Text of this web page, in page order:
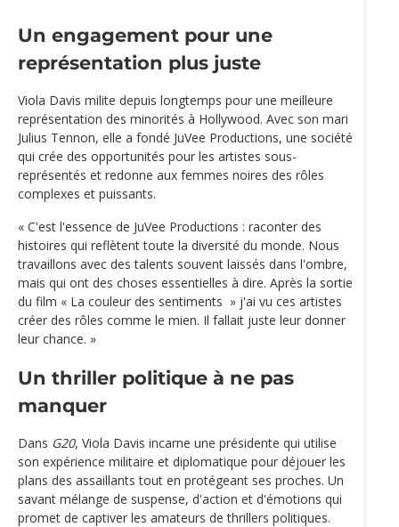
Un engagement pour une
représentation plus juste
Viola Davis milite depuis longtemps pour une meilleure
représentation des minorités à Hollywood. Avec son mari
Julius Tennon, elle a fondé JuVee Productions, une société
qui crée des opportunités pour les artistes sous-
représentés et redonne aux femmes noires des rôles
complexes et puissants.
« C'est l'essence de JuVee Productions : raconter des
histoires qui reflètent toute la diversité du monde. Nous
travaillons avec des talents souvent laissés dans l'ombre,
mais qui ont des choses essentielles à dire. Après la sortie
du film « La couleur des sentiments » j'ai vu ces artistes
créer des rôles comme le mien. Il fallait juste leur donner
leur chance. »
Un thriller politique à ne pas
manquer
Dans G20, Viola Davis incarne une présidente qui utilise
son expérience militaire et diplomatique pour déjouer les
plans des assaillants tout en protégeant ses proches. Un
savant mélange de suspense, d'action et d'émotions qui
promet de captiver les amateurs de thrillers politiques.